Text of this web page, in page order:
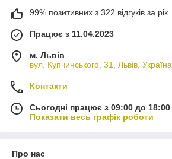
99% позитивних з 322 відгуків за рік
Працює з 11.04.2023
м. Львів
вул. Купчинського, 31, Львів, Україна
Контакти
Сьогодні працює з 09:00 до 18:00
Показати весь графік роботи
Про нас